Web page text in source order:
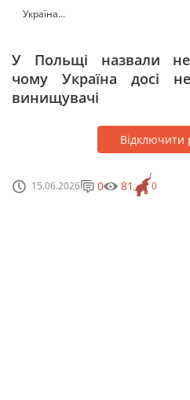
Україна...
У Польщі назвали
чому Україна досі
винищувачі
Відключити
15.06.2026 0
0 81